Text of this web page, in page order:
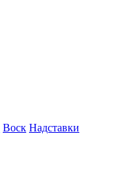
Воск Надставки